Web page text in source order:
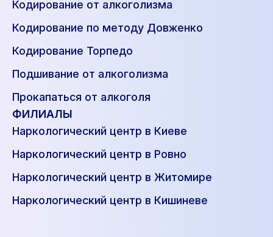
Кодирование от алкоголизма
Кодирование по методу Довженко
Кодирование Торпедо
Подшивание от алкоголизма
Прокапаться от алкоголя
ФИЛИАЛЫ
Наркологический центр в Киеве
Наркологический центр в Ровно
Наркологический центр в Житомире
Наркологический центр в Кишиневе